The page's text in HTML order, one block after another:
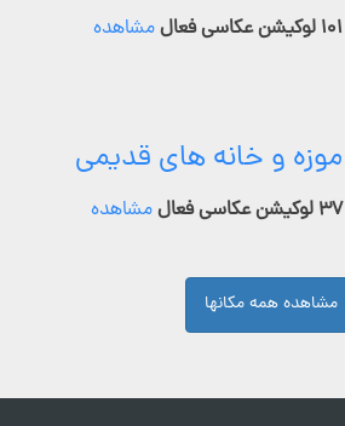
۱۰۱ لوکیشن عکاسی فعال مشاهده
موزه و خانه های قدیمی
۳۷ لوکیشن عکاسی فعال مشاهده
مشاهده همه مکانها